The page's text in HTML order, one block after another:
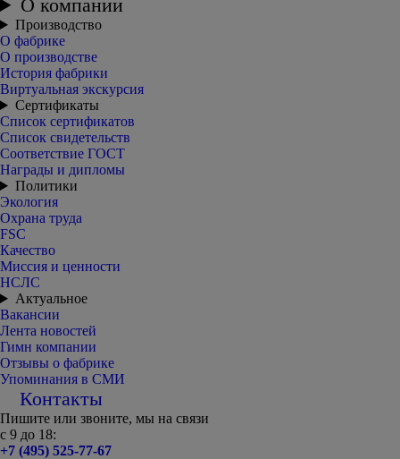
О компании
Производство
О фабрике
О производстве
История фабрики
Виртуальная экскурсия
Сертификаты
Список сертификатов
Список свидетельств
Соответствие ГОСТ
Награды и дипломы
Политики
Экология
Охрана труда
FSC
Качество
Миссия и ценности
НСЛС
Актуальное
Вакансии
Лента новостей
Гимн компании
Отзывы о фабрике
Упоминания в СМИ
Контакты
Пишите или звоните, мы на связи
с 9 до 18:
+7 (495) 525-77-67